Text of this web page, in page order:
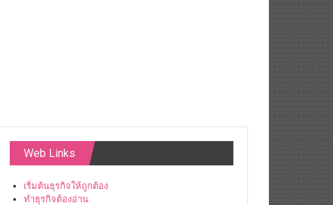
Web Links
เริ่มต้นธุรกิจให้ถูกต้อง
ทำธุรกิจต้องอ่าน